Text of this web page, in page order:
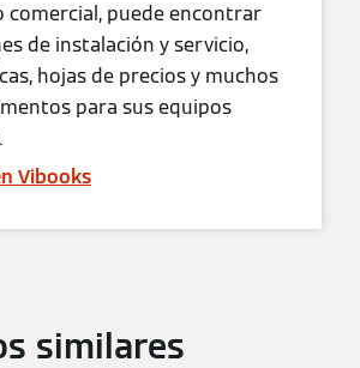
comercial, puede encontrar
de instalación y servicio,
hojas de precios y muchos
para sus equipos
Vibooks
similares